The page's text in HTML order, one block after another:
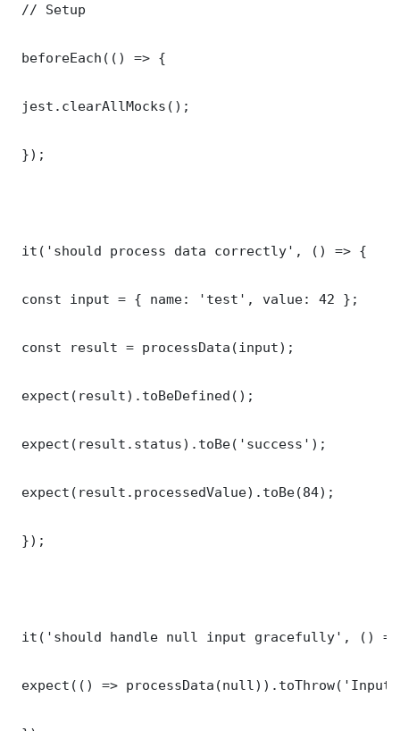
// Setup
beforeEach(() => {
jest.clearAllMocks();
});
it('should process data correctly', () => {
const input = { name: 'test', value: 42 };
const result = processData(input);
expect(result).toBeDefined();
expect(result.status).toBe('success');
expect(result.processedValue).toBe(84);
});
it('should handle null input gracefully', ()
expect(() =>